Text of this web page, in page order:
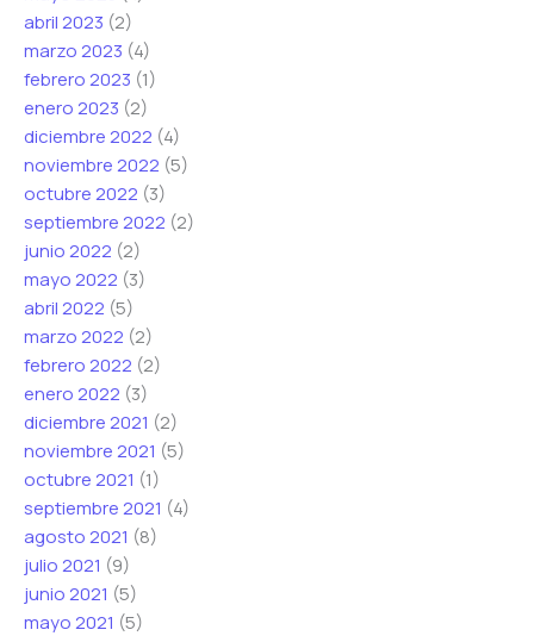
abril 2023 (2)
marzo 2023 (4)
febrero 2023 (1)
enero 2023 (2)
diciembre 2022 (4)
noviembre 2022 (5)
octubre 2022 (3)
septiembre 2022 (2)
junio 2022 (2)
mayo 2022 (3)
abril 2022 (5)
marzo 2022 (2)
febrero 2022 (2)
enero 2022 (3)
diciembre 2021 (2)
noviembre 2021 (5)
octubre 2021 (1)
septiembre 2021 (4)
agosto 2021 (8)
julio 2021 (9)
junio 2021 (5)
mayo 2021 (5)